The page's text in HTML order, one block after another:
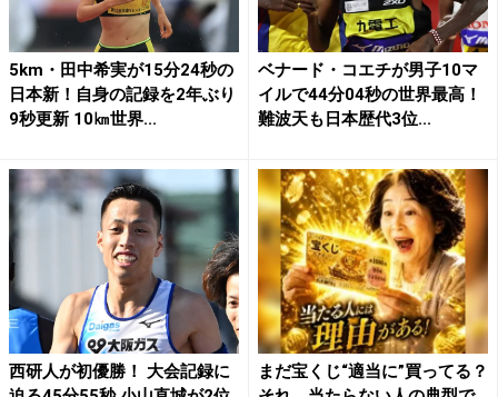
5km・田中希実が15分24秒の
日本新！自身の記録を2年ぶり
9秒更新 10㎞世界...
ベナード・コエチが男子10マ
イルで44分04秒の世界最高！
難波天も日本歴代3位...
西研人が初優勝！ 大会記録に
まだ宝くじ“適当に”買ってる？